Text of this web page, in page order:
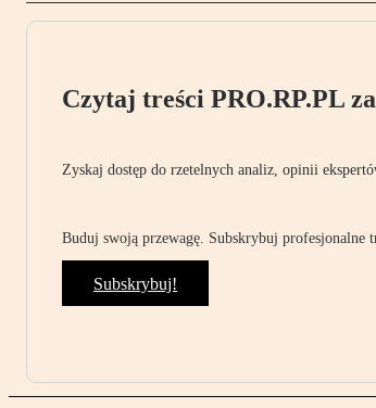
Czytaj treści PRO.RP.PL
Zyskaj dostęp do rzetelnych analiz, opinii
Buduj swoją przewagę. Subskrybuj profesjonalne
Subskrybuj!